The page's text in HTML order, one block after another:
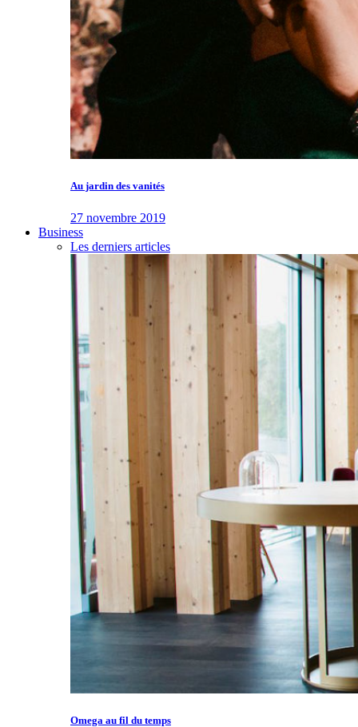
Au jardin des vanités
27 novembre 2019
Business
Les derniers articles
Omega au fil du temps